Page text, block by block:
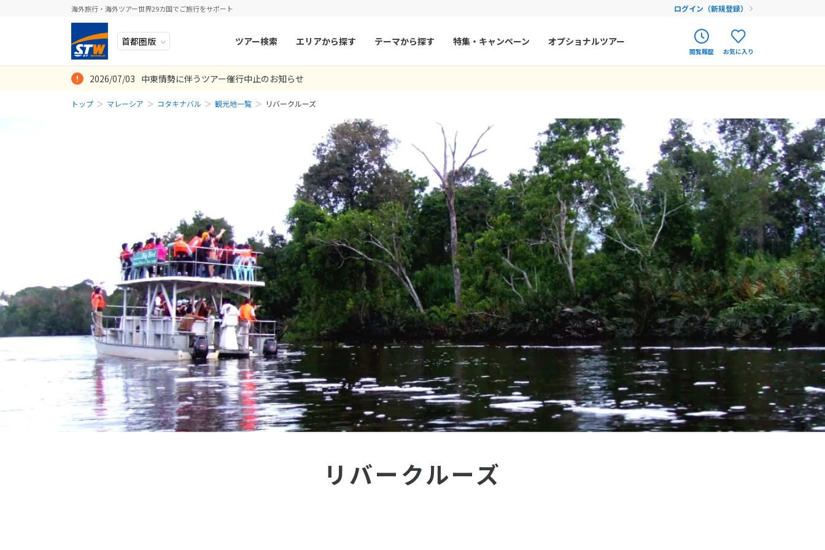
海外旅行・海外ツアー世界29カ国でご旅行をサポート ログイン（新規登録）
ツアー検索 エリアから探す
ヨーロッパ
中近東・トルコ
モルディブ・他インド洋
太平洋地域
オセアニア
ハワイ
イタリア
ドイツ
ルクセンブルク イギリス
アイルランド
チェコ オーストリア
ハンガリー
スロヴァキア アイスランド
フィンランド
デンマーク ノルウェー
エストニア
ラトビア
リトアニア ギリシャ
クロアチア
スロヴェニア
モンテネグロ ブルガリア
ルーマニア
北マケドニア
ボスニア・ヘルツェゴビナ セルビア フェロー諸島
テーマから探す
人気のテーマ
お得な旅
秋旅
年末年始
特集・キャンペーン オプショナルツアー
閲覧履歴
まだ履歴がありません
お気に入り
まだ登録がありません
2026/07/03 中東情勢に伴うツアー催行中止のお知らせ
トップ マレーシア コタキナバル 観光地一覧 リバークルーズ
リバークルーズ